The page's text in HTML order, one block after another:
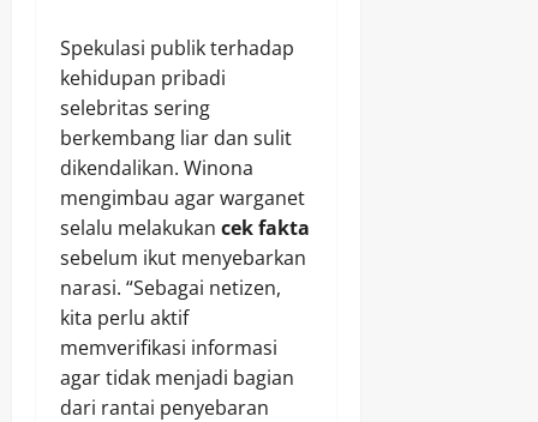
Spekulasi publik terhadap
kehidupan pribadi
selebritas sering
berkembang liar dan sulit
dikendalikan. Winona
mengimbau agar warganet
selalu melakukan cek fakta
sebelum ikut menyebarkan
narasi. “Sebagai netizen,
kita perlu aktif
memverifikasi informasi
agar tidak menjadi bagian
dari rantai penyebaran